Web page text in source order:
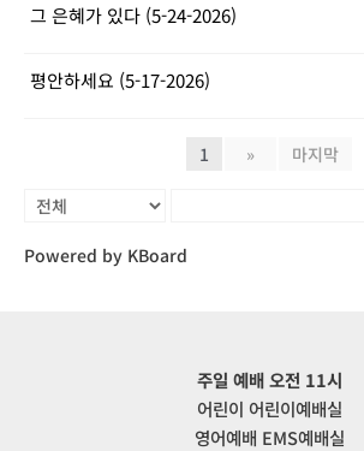
그 은혜가 있다 (5-24-2026)
평안하세요 (5-17-2026)
1 » 마지막
Powered by KBoard
주일 예배 오전 11시
어린이 어린이예배실
영어예배 EMS예배실